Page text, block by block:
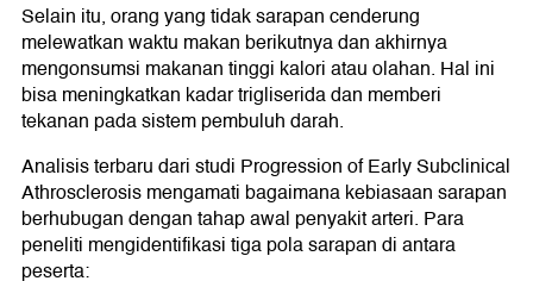
Selain itu, orang yang tidak sarapan cenderung
melewatkan waktu makan berikutnya dan akhirnya
mengonsumsi makanan tinggi kalori atau olahan. Hal ini
bisa meningkatkan kadar trigliserida dan memberi
tekanan pada sistem pembuluh darah.
Analisis terbaru dari studi Progression of Early Subclinical
Athrosclerosis mengamati bagaimana kebiasaan sarapan
berhubugan dengan tahap awal penyakit arteri. Para
peneliti mengidentifikasi tiga pola sarapan di antara
peserta: